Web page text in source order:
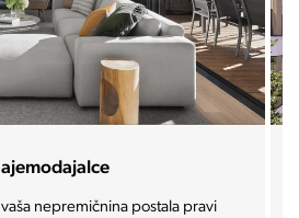
med najbolj iskane in